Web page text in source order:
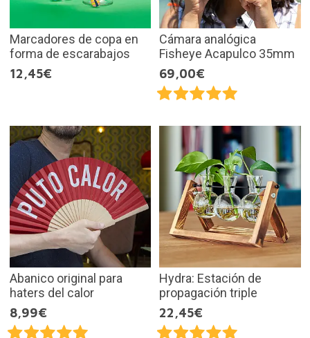
Marcadores de copa en
forma de escarabajos
12,45€
Cámara analógica
Fisheye Acapulco 35mm
69,00€
Abanico original para
haters del calor
8,99€
Hydra: Estación de
propagación triple
22,45€